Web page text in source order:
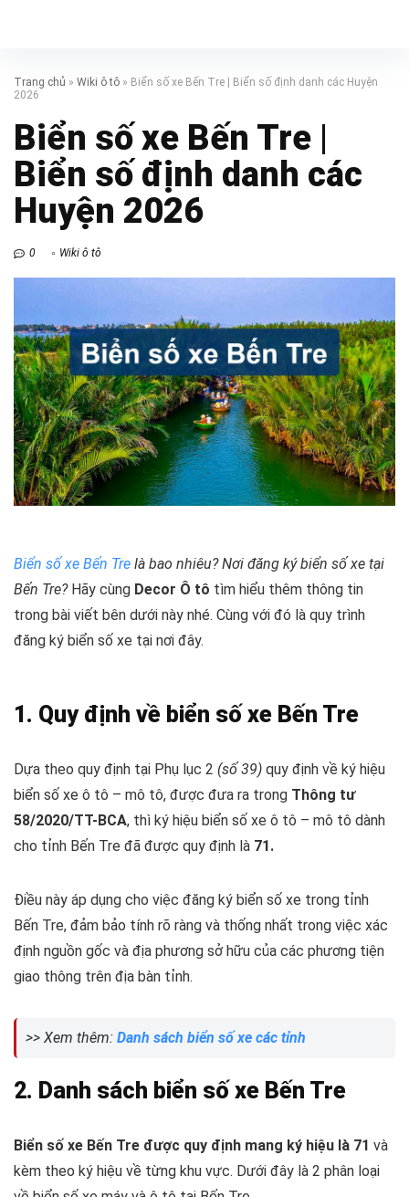
Trang chủ » Wiki ô tô » Biển số xe Bến Tre | Biển số định danh các Huyện
2026
Biển số xe Bến Tre |
Biển số định danh các
Huyện 2026
0 Wiki ô tô
Biển số xe Bến Tre là bao nhiêu? Nơi đăng ký biển số xe tại
Bến Tre?Hãy cùng Decor Ô tô tìm hiểu thêm thông tin
trong bài viết bên dưới này nhé. Cùng với đó là quy trình
đăng ký biển số xe tại nơi đây.
1. Quy định về biển số xe Bến Tre
Dựa theo quy định tại Phụ lục 2 (số 39) quy định về ký hiệu
biển số xe ô tô – mô tô, được đưa ra trong Thông tư
58/2020/TT-BCA, thì ký hiệu biển số xe ô tô – mô tô dành
cho tỉnh Bến Tre đã được quy định là 71.
Điều này áp dụng cho việc đăng ký biển số xe trong tỉnh
Bến Tre, đảm bảo tính rõ ràng và thống nhất trong việc xác
định nguồn gốc và địa phương sở hữu của các phương tiện
giao thông trên địa bàn tỉnh.
>> Xem thêm: Danh sách biển số xe các tỉnh
2. Danh sách biển số xe Bến Tre
Biển số xe Bến Tre được quy định mang ký hiệu là 71 và
kèm theo ký hiệu về từng khu vực. Dưới đây là 2 phân loại